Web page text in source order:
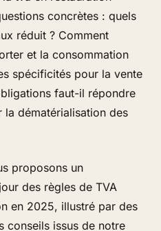
concrètes : quels
réduit ? Comment
et la consommation
spécificités pour la vente
faut-il répondre
la dématérialisation des
proposons un
des règles de TVA
en 2025, illustré par des
conseils issus de notre